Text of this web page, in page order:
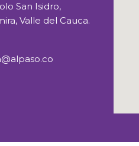
San Isidro,
Valle del Cauca.